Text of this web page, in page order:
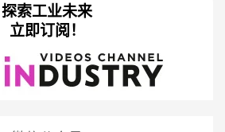
探索工业未来
立即订阅！